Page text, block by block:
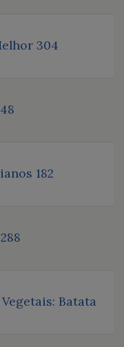
304
182
Batata